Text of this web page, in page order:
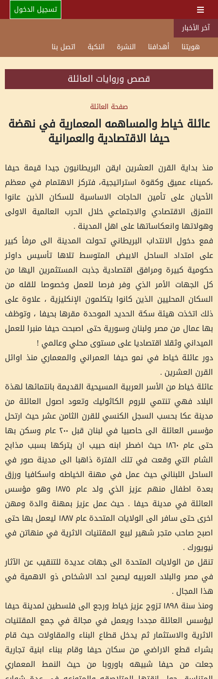
تسجيل الدخول
آخر الأخبار
هويتنا
أهدافنا النشرة النكبة اتصل بنا
قصص وروايات العائلة
صفحة العائلة
عائلة خياط والمساهمه المعمارية في نهضة
حيفا الاقتصادية والعمرانية
منذ بداية القرن العشرين ايقن البريطانيون جيدا قيمة حيفا
،كميناء عميق وكقوة استراتيجية، فتركز الاهتمام في معظم
الأحيان على تأمين الحاجات الاساسية للسكان الذين عانوا
التمزق الاقتصادي والاجتماعي خلال الحرب العالمية الاولى
وهولاتها وانعكاساتها على اهل المدينة .
فمع دخول الانتداب البريطاني تحولت المدينة الى مرفأ كبير
على امتداد الساحل الابيض المتوسط تلاها تأسيس داوئر
حكومية كبيرة ومرافق اقتصادية جذبت المستثمرين اليها من
كل الجهات الأمر الذي وفر فرصا للعمل وخصوصا للقله من
السكان المحليين الذين كانوا يتكلمون الإنكليزية ، علاوة على
ذلك اتخذت هيئة سكة الحديد الموحدة مقرها بحيفا ، وتوظف
بها عمال من مصر ولبنان وسورية حتى اصبحت حيفا منبرا للعمل
الميداني وثقلا اقتصاديا على مستوى محلي وعالمي !
دور عائلة خياط في نمو حيفا العمراني والمعماري منذ اوائل
القرن العشرين .
عائلة خياط من الأسر العربية المسيحية القديمة بانتمائها لهذة
البلاد فهي تنتمي للروم الكاثوليك وتعود اصول العائلة من
مدينة عكا بحسب السجل الكنسي للقرن الثامن عشر حيث ارتحل
مؤسس العائلة الى حاصبيا في لبنان قبل ٢٠٠ عام وسكن بها
حتى عام ١٨٦٠ حيث اضطر ابنه حبيب ان يتركها بسبب مذابح
الشام التي وقعت في تلك الفترة ذاهبا الى مدينة صور في
الساحل اللبناني حيث عمل في مهنة الخياطه واسكافيا ورزق
بعدة اطفال منهم عزيز الذي ولد عام ١٨٧٥ وهو مؤسس
العائلة في مدينة حيفا . حيث عمل عزيز بمهنة والدة ومهن
اخرى حتى سافر الى الولايات المتحدة عام ١٨٨٧ ليعمل بها حتى
اصبح صاحب متجر شهير لبيع المقتنيات الاثرية في منهاتن في
نيويورك .
تنقل من الولايات المتحدة الى جهات عديدة للتنقيب عن الآثار
في مصر والبلاد العربيه ليصبح احد الاشخاص ذو الاهمية في
هذا المجال .
ومنذ سنة ١٨٩٨ تزوج عزيز خياط ورجع الى فلسطين لمدينة حيفا
ليؤسس العائلة مجددا ويعمل في مجالة في جمع المقتنيات
الاثرية والاستثمار ثم يدخل قطاع البناء والمقاولات حيث قام
بشراء قطع الاراضي من سكان حيفا وقام ببناء ابنية تجارية
جعلت من حيفا شبيهه باوروبا من حيث النمط المعماري